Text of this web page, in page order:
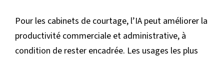
Pour les cabinets de courtage, l’IA peut améliorer la
productivité commerciale et administrative, à
condition de rester encadrée. Les usages les plus